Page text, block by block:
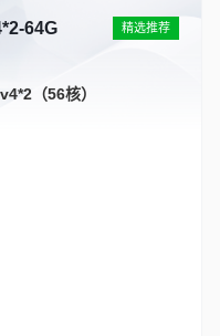
64G 精选推荐
（56核）